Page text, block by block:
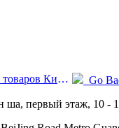
Prev:Конкурс туристических товаров Китая успешно прошел в Сянтане (провинция Хунань).
Go
ша, первый этаж, 10 -